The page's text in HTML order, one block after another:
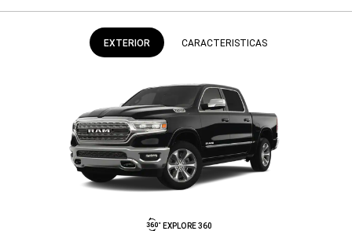
EXTERIOR CARACTERISTICAS
EXPLORE 360